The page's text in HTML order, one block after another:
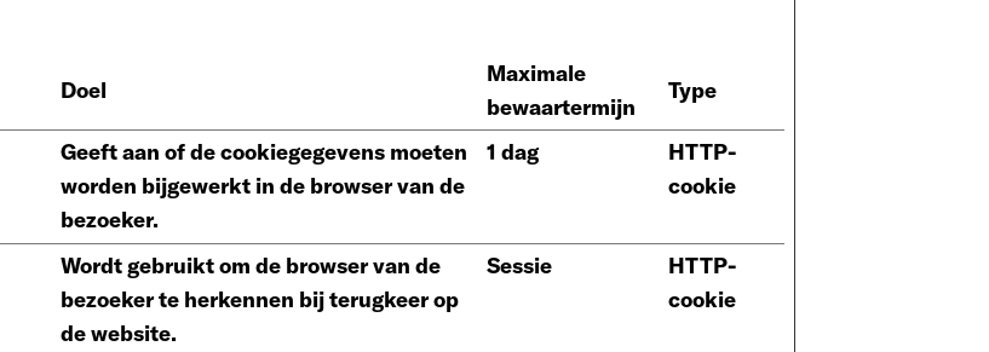
Doel
Maximale
bewaartermijn
Type
Geeft aan of de cookiegegevens moeten
worden bijgewerkt in de browser van de
bezoeker.
1 dag
HTTP-
cookie
Wordt gebruikt om de browser van de
bezoeker te herkennen bij terugkeer op
de website.
Sessie
HTTP-
cookie